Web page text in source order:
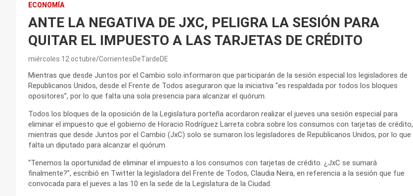
ECONOMÍA
ANTE LA NEGATIVA DE JXC, PELIGRA LA SESIÓN PARA
QUITAR EL IMPUESTO A LAS TARJETAS DE CRÉDITO
miércoles 12 octubre CorrientesDeTardeDE
Mientras que desde Juntos por el Cambio solo informaron que participarán de la sesión especial los legisladores de
Republicanos Unidos, desde el Frente de Todos aseguraron que la iniciativa “es respaldada por todos los bloques
opositores”, por lo que falta una sola presencia para alcanzar el quórum.
Todos los bloques de la oposición de la Legislatura porteña acordaron realizar el jueves una sesión especial para
eliminar el impuesto que el gobierno de Horacio Rodríguez Larreta cobra sobre los consumos con tarjetas de crédito,
mientras que desde Juntos por el Cambio (JxC) solo se sumaron los legisladores de Republicanos Unidos, por lo que
falta un diputado para alcanzar el quórum.
“Tenemos la oportunidad de eliminar el impuesto a los consumos con tarjetas de crédito. ¿JxC se sumará
finalmente?”, escribió en Twitter la legisladora del Frente de Todos, Claudia Neira, en referencia a la sesión que fue
convocada para el jueves a las 10 en la sede de la Legislatura de la Ciudad.